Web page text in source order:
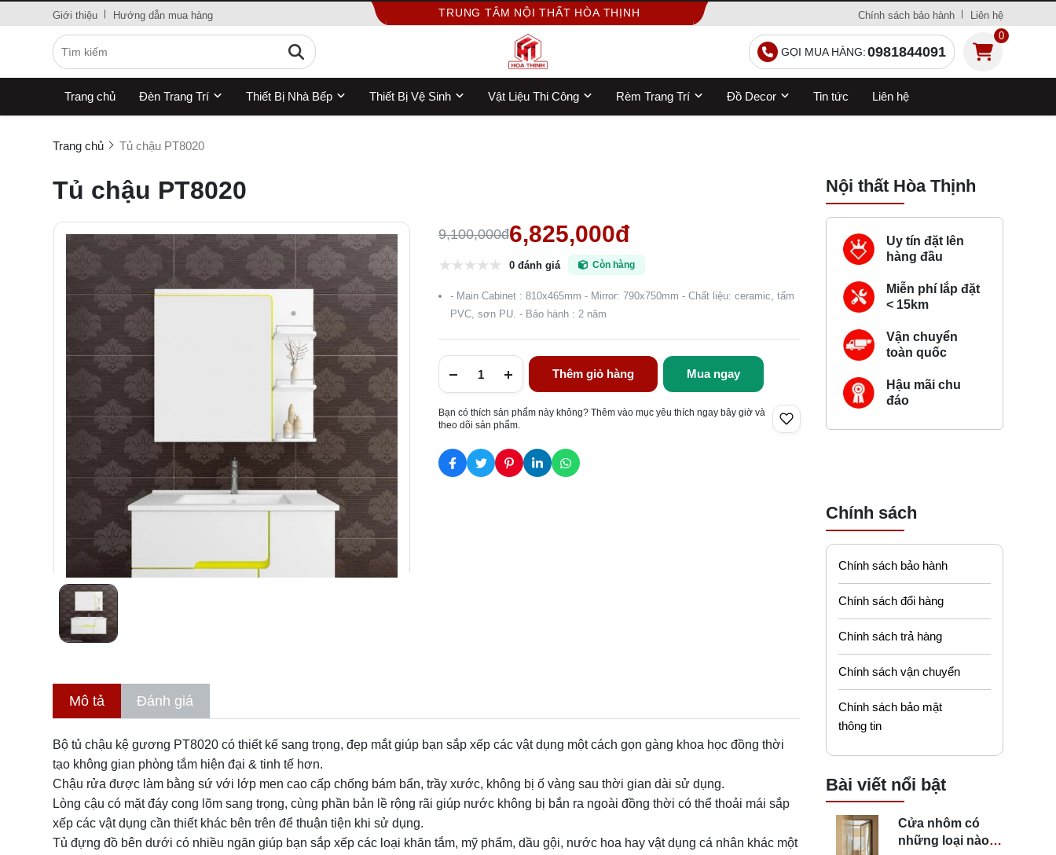
Giới thiệu Hướng dẫn mua hàng TRUNG TÂM NỘI THẤT HÒA THỊNH Chính sách bảo hành Liên hệ
GỌI MUA HÀNG:0981844091
0
Trang chủ Đèn Trang Trí Thiết Bị Nhà Bếp Thiết Bị Vệ Sinh Vật Liệu Thi Công Rèm Trang Trí Đồ Decor Tin tức Liên hệ
Trang chủ Tủ chậu PT8020
Tủ chậu PT8020
9,100,000đ6,825,000đ
0 đánh giá Còn hàng
- Main Cabinet : 810x465mm - Mirror: 790x750mm - Chất liệu: ceramic, tấm
PVC, sơn PU. - Bảo hành : 2 năm
Thêm giỏ hàng Mua ngay
Bạn có thích sản phẩm này không? Thêm vào mục yêu thích ngay bây giờ và
theo dõi sản phẩm.
Mô tả Đánh giá
Bộ tủ chậu kệ gương PT8020 có thiết kế sang trọng, đẹp mắt giúp bạn sắp xếp các vật dụng một cách gọn gàng khoa học đồng thời
tạo không gian phòng tắm hiện đại & tinh tế hơn.
Chậu rửa được làm bằng sứ với lớp men cao cấp chống bám bẩn, trầy xước, không bị ố vàng sau thời gian dài sử dụng.
Lòng cậu có mặt đáy cong lõm sang trọng, cùng phần bản lề rộng rãi giúp nước không bị bắn ra ngoài đồng thời có thể thoải mái sắp
xếp các vật dụng cần thiết khác bên trên để thuận tiện khi sử dụng.
Tủ đựng đồ bên dưới có nhiều ngăn giúp bạn sắp xếp các loại khăn tắm, mỹ phẩm, dầu gội, nước hoa hay vật dụng cá nhân khác một
Nội thất Hòa Thịnh
Uy tín đặt lên
hàng đầu
Miễn phí lắp đặt
< 15km
Vận chuyển
toàn quốc
Hậu mãi chu
đáo
Chính sách
Chính sách bảo hành
Chính sách đổi hàng
Chính sách trả hàng
Chính sách vận chuyển
Chính sách bảo mật
thông tin
Bài viết nổi bật
Cửa nhôm có
những loại nào?